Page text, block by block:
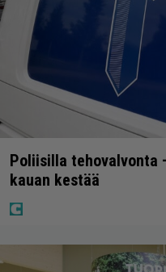
Poliisilla tehovalvonta
kauan kestää